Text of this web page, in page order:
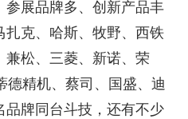
展品牌多、创新产品丰
克、哈斯、牧野、西铁
兼松、三菱、新诺、荣
德精机、蔡司、国盛、迪
牌同台斗技，还有不少